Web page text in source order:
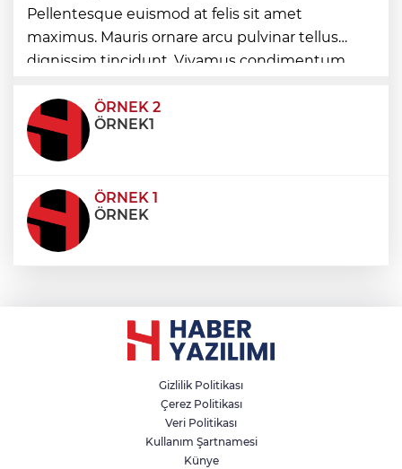
Bursa Tabip Odası: Hekimlik 5 dakikaya
sığmaz
Pellentesque euismod at felis sit amet
maximus. Mauris ornare arcu pulvinar tellus
dignissim tincidunt. Vivamus condimentum
condimentum eros et, faucibus sapien. Praese
ÖRNEK 2
ÖRNEK1
ÖRNEK 1
ÖRNEK
Gizlilik Politikası
Çerez Politikası
Veri Politikası
Kullanım Şartnamesi
Künye